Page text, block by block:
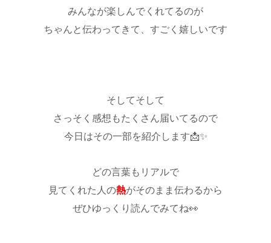
みんなが楽しんでくれてるのが
ちゃんと伝わってきて、すごく嬉しいです
そしてそして
さっそく感想もたくさん届いてるので
今日はその一部を紹介します📩✨
どの言葉もリアルで
見てくれた人の熱がそのまま伝わるから
ぜひゆっくり読んでみてね👀